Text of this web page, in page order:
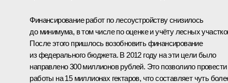
Финансирование работ по лесоустройству снизилось
до минимума, в том числе по оценке и учёту лесных
После этого пришлось возобновить финансирование
из федерального бюджета. В 2012 году на эти цели было
направлено 300 миллионов рублей. Это позволило провести
работы на 15 миллионах гектаров, что составляет чуть